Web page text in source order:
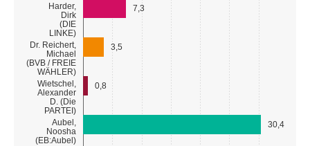
Harder,
Dirk
(DIE
LINKE)
Dr. Reichert,
Michael
(BVB / FREIE
WÄHLER)
Wietschel,
Alexander
D. (Die
PARTEI)
Aubel,
Noosha
(EB:Aubel)
7,3
3,5
0,8
30,4